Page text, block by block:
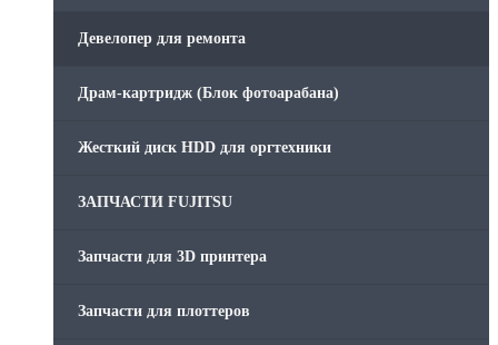
Скрепки для финишера
Средства для сервиса / Оборудование
Стяжки для кабеля
Товары для заправки
Фольга , изолента, скотч и тд
Девелопер для ремонта
Драм-картридж (Блок фотоарабана)
Жесткий диск HDD для оргтехники
ЗАПЧАСТИ FUJITSU
Запчасти для 3D принтера
Запчасти для плоттеров